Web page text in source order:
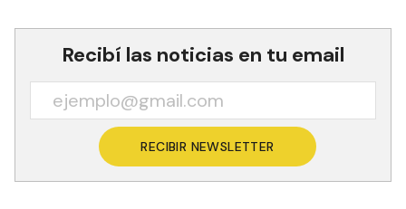
Recibí las noticias en tu email
RECIBIR NEWSLETTER